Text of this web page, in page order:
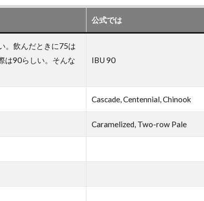
公式では
。飲んだときに75は
は90らしい。そんな
IBU 90
Cascade, Centennial, Chinook
Caramelized, Two-row Pale